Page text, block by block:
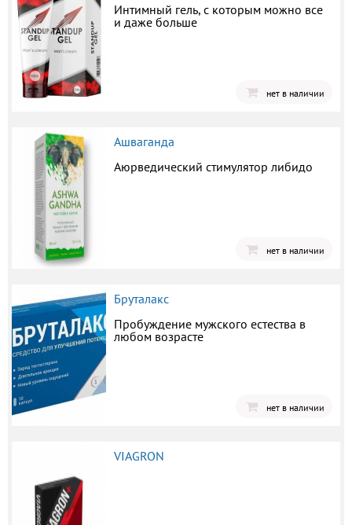
Интимный гель, с которым можно все
и даже больше
нет в наличии
Ашваганда
Аюрведический стимулятор либидо
нет в наличии
Бруталакс
Пробуждение мужского естества в
любом возрасте
нет в наличии
VIAGRON